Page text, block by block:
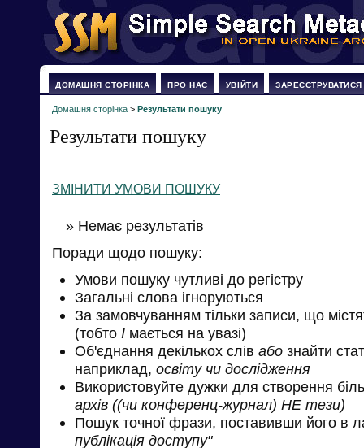
ДОМАШНЯ СТОРІНКА ПРО НАС УВІЙТИ ЗАРЕЄСТРУВАТИСЯ
Домашня сторінка > Результати пошуку
Результати пошуку
ЗМІНИТИ УМОВИ ПОШУКУ
» Немає результатів
Поради щодо пошуку:
Умови пошуку чутливі до регістру
Загальні слова ігноруються
За замовчуванням тільки записи, що
(тобто І мається на увазі)
Об'єднання декількох слів або знайти
наприклад, освіту чи дослідження
Використовуйте дужки для створення
архів ((чи конференц-журнал) НЕ тези)
Пошук точної фрази, поставивши його в
публікація доступу"